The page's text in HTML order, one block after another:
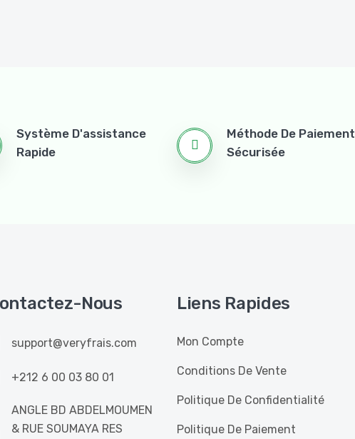
Système D'assistance
Rapide
Méthode De Paiement
Sécurisée
Nous
support@veryfrais.com
+212 6 00 03 80 01
ANGLE BD ABDELMOUMEN
& RUE SOUMAYA RES
Liens Rapides
Mon Compte
Conditions De Vente
Politique De Confidentialité
Politique De Paiement